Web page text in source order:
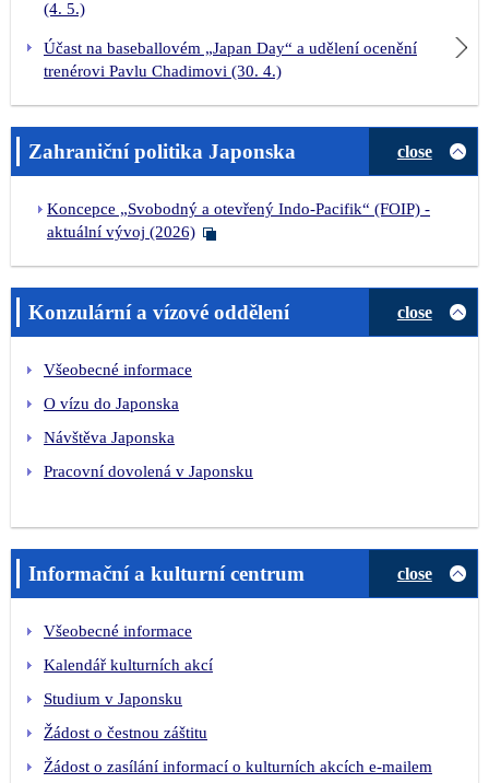
(4. 5.)
Účast na baseballovém „Japan Day“ a udělení ocenění
trenérovi Pavlu Chadimovi (30. 4.)
Zahraniční politika Japonska close
Koncepce „Svobodný a otevřený Indo-Pacifik“ (FOIP) -
aktuální vývoj (2026)
Konzulární a vízové oddělení close
Všeobecné informace
O vízu do Japonska
Návštěva Japonska
Pracovní dovolená v Japonsku
Informační a kulturní centrum close
Všeobecné informace
Kalendář kulturních akcí
Studium v Japonsku
Žádost o čestnou záštitu
Žádost o zasílání informací o kulturních akcích e-mailem